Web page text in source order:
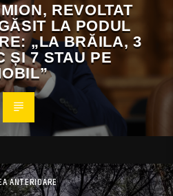
REVOLTAT
LA PODUL
„LA BRĂILA, 3
ȘI 7 STAU PE
ANTERIOARE